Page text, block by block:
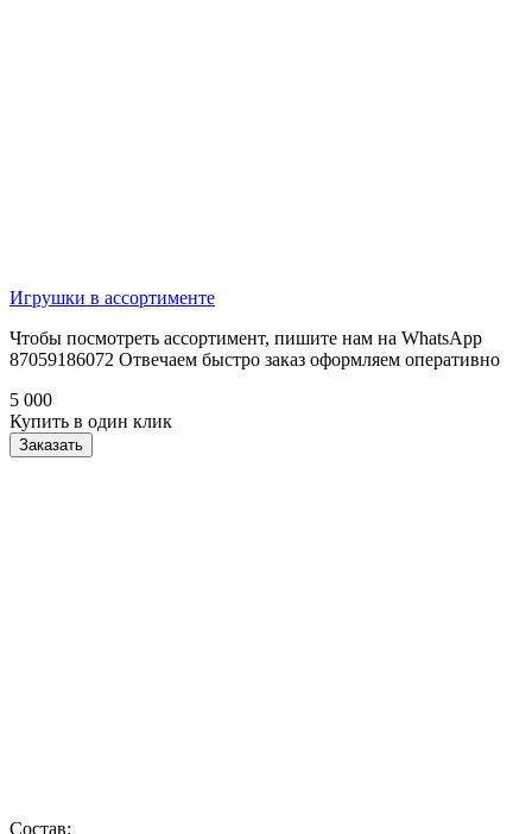
Игрушки в ассортименте
Чтобы посмотреть ассортимент, пишите нам на WhatsApp
87059186072 Отвечаем быстро заказ оформляем оперативно
5 000
Купить в один клик
Заказать
Состав: